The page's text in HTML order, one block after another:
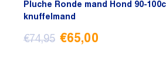
Pluche Ronde mand Hond 90-
knuffelmand
€74,95 Oorspronkelijke
€65,00Huidige